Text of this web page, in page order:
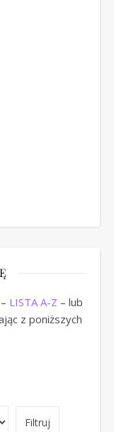
LISTA A-Z – lub
z poniższych